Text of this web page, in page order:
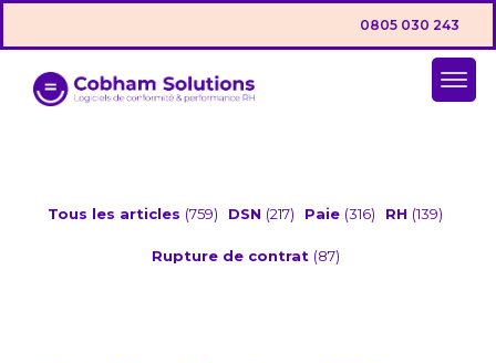
0805 030 243
Tous les articles (759) DSN (217) Paie (316) RH (139)
Rupture de contrat (87)